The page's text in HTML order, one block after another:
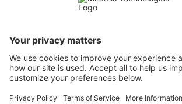
WeWork, 17 St Helen's Pl
London, England EC3A 6DG